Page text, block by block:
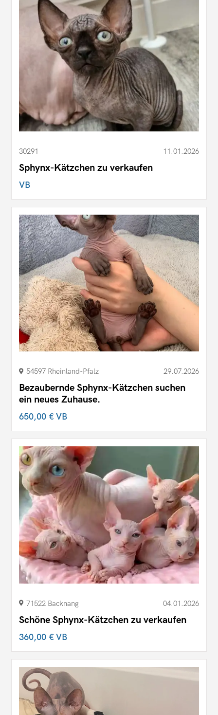
30291 11.01.2026
Sphynx-Kätzchen zu verkaufen
VB
54597 Rheinland-Pfalz 29.07.2026
Bezaubernde Sphynx-Kätzchen suchen
ein neues Zuhause.
650,00 €VB
71522 Backnang 04.01.2026
Schöne Sphynx-Kätzchen zu verkaufen
360,00 €VB